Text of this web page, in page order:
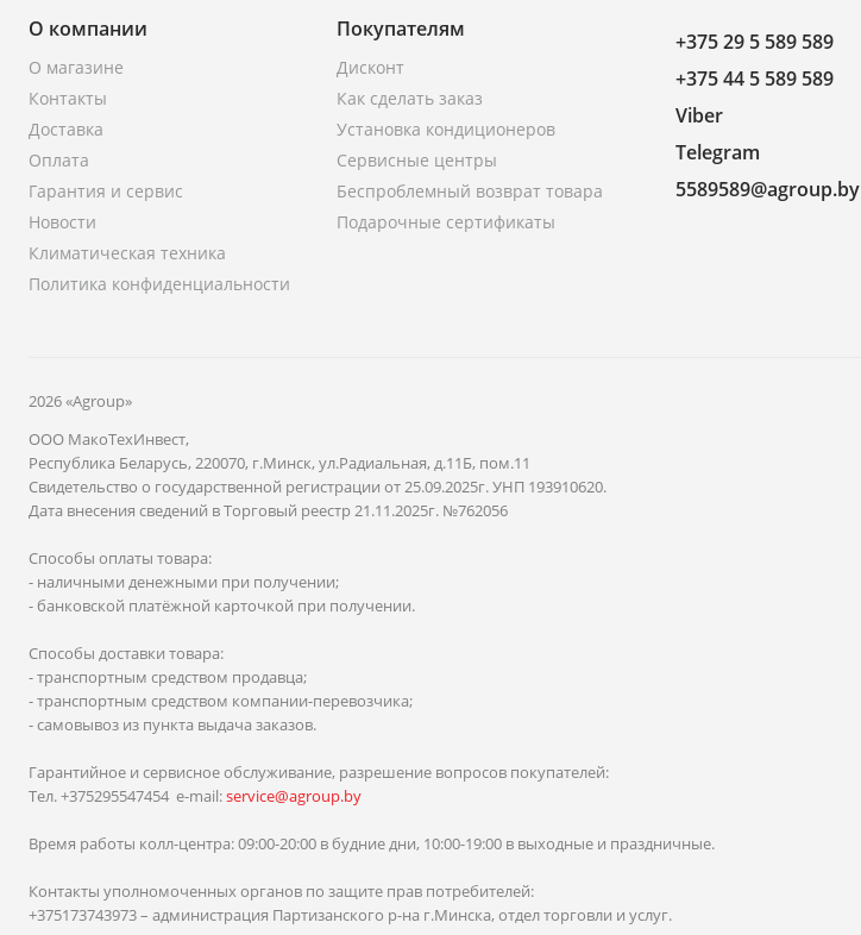
О компании
О магазине
Контакты
Доставка
Оплата
Гарантия и сервис
Новости
Климатическая техника
Политика конфиденциальности
Покупателям
Дисконт
Как сделать заказ
Установка кондиционеров
Сервисные центры
Беспроблемный возврат товара
Подарочные сертификаты
+375 29 5 589 589
+375 44 5 589 589
Viber
Telegram
5589589@agroup.by
2026 «Agroup»
ООО МакоТехИнвест,
Республика Беларусь, 220070, г.Минск, ул.Радиальная, д.11Б, пом.11
Свидетельство о государственной регистрации от 25.09.2025г. УНП 193910620.
Дата внесения сведений в Торговый реестр 21.11.2025г. №762056
Способы оплаты товара:
- наличными денежными при получении;
- банковской платёжной карточкой при получении.
Способы доставки товара:
- транспортным средством продавца;
- транспортным средством компании-перевозчика;
- самовывоз из пункта выдача заказов.
Гарантийное и сервисное обслуживание, разрешение вопросов покупателей:
Тел. +375295547454 e-mail:service@agroup.by
Время работы колл-центра: 09:00-20:00 в будние дни, 10:00-19:00 в выходные и праздничные.
Контакты уполномоченных органов по защите прав потребителей:
+375173743973 – администрация Партизанского р-на г.Минска, отдел торговли и услуг.